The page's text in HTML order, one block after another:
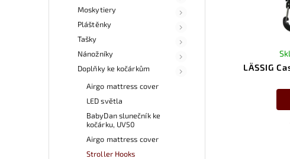
Moskytiery
Pláštěnky
Tašky
Nánožníky
Doplňky ke kočárkům
Airgo mattress cover
LED světla
BabyDan slunečník ke
kočárku, UV50
Airgo mattress cover
Stroller Hooks
LÄSSIG